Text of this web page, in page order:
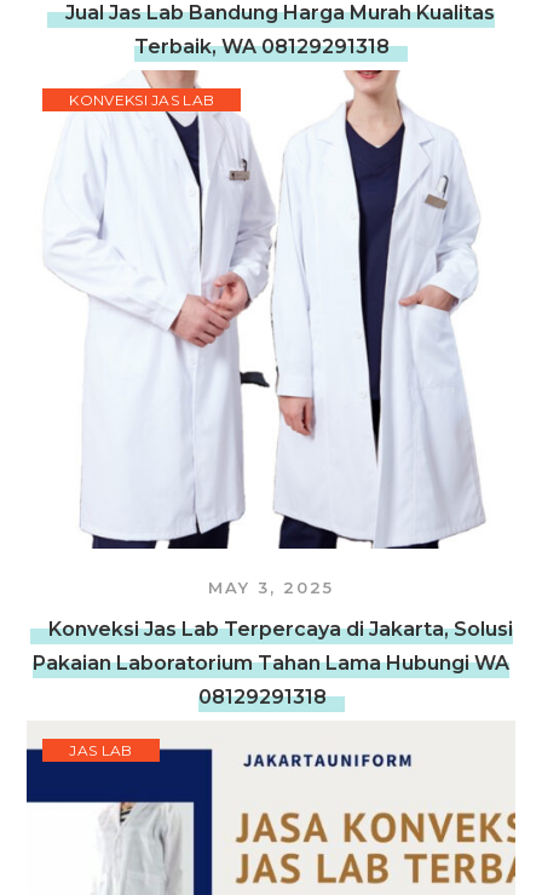
Jual Jas Lab Bandung Harga Murah Kualitas
Terbaik, WA 08129291318
KONVEKSI JAS LAB
MAY 3, 2025
Konveksi Jas Lab Terpercaya di Jakarta, Solusi
Pakaian Laboratorium Tahan Lama Hubungi WA
08129291318
JAS LAB